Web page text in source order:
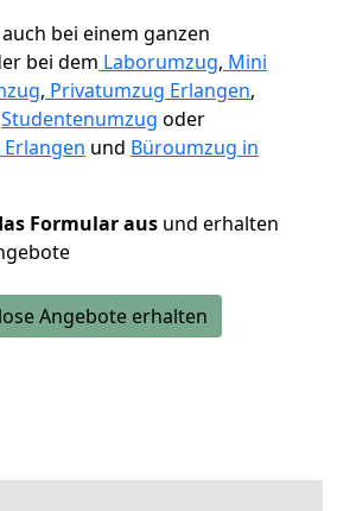
bei einem ganzen
bei dem Laborumzug, Mini
, Privatumzug Erlangen,
Studentenumzug oder
und Büroumzug in
Formular aus und erhalten
Angebote erhalten